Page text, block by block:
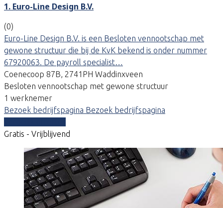
1. Euro-Line Design B.V.
(0)
Euro-Line Design B.V. is een Besloten vennootschap met
gewone structuur die bij de KvK bekend is onder nummer
67920063. De payroll specialist…
Coenecoop 87B, 2741PH Waddinxveen
Besloten vennootschap met gewone structuur
1 werknemer
Bezoek bedrijfspagina Bezoek bedrijfspagina
Gratis - Vrijblijvend